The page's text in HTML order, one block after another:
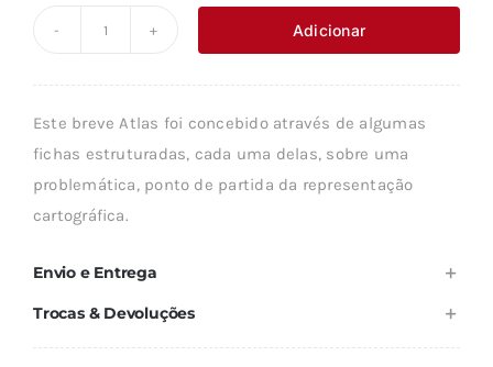
original
era:
é:
Adicionar
Este breve Atlas foi concebido através de algumas
fichas estruturadas, cada uma delas, sobre uma
problemática, ponto de partida da representação
cartográfica.
Envio e Entrega
Trocas & Devoluções